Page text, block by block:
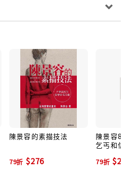
陳景容的素描技法
79折 $276
陳景容
乞丐和信
79折